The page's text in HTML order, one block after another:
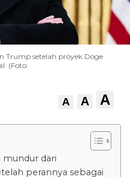
Trump setelah proyek Doge
(Foto:
A A A
dari
perannya sebagai